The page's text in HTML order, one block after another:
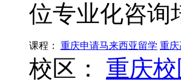
位专业化咨询
课程： 重庆申请马来西亚留学 重庆
校区： 重庆